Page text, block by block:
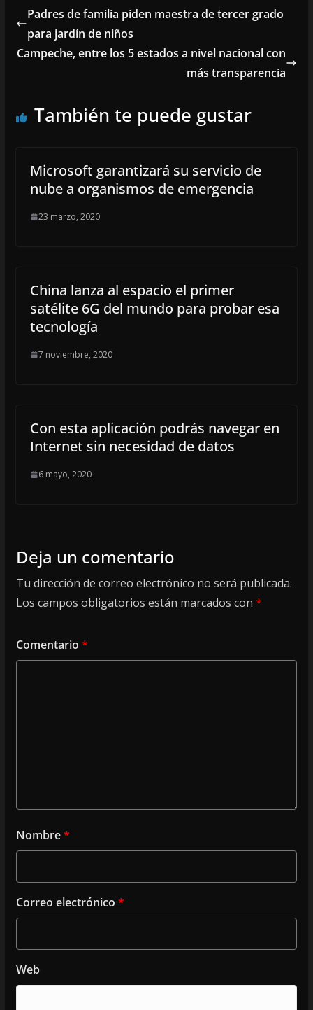
Padres de familia piden maestra de tercer grado
para jardín de niños
Campeche, entre los 5 estados a nivel nacional con
más transparencia
También te puede gustar
Microsoft garantizará su servicio de
nube a organismos de emergencia
23 marzo, 2020
China lanza al espacio el primer
satélite 6G del mundo para probar esa
tecnología
7 noviembre, 2020
Con esta aplicación podrás navegar en
Internet sin necesidad de datos
6 mayo, 2020
Deja un comentario
Tu dirección de correo electrónico no será publicada.
Los campos obligatorios están marcados con *
Comentario *
Nombre*
Correo electrónico *
Web